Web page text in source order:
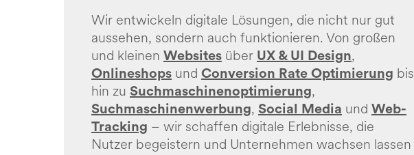
Wir entwickeln digitale Lösungen, die nicht nur gut
aussehen, sondern auch funktionieren. Von großen
und kleinen Websites über UX & UI Design,
Onlineshops und Conversion Rate Optimierung bis
hin zu Suchmaschinenoptimierung,
Suchmaschinenwerbung, Social Media und Web-
Tracking – wir schaffen digitale Erlebnisse, die
Nutzer begeistern und Unternehmen wachsen lassen